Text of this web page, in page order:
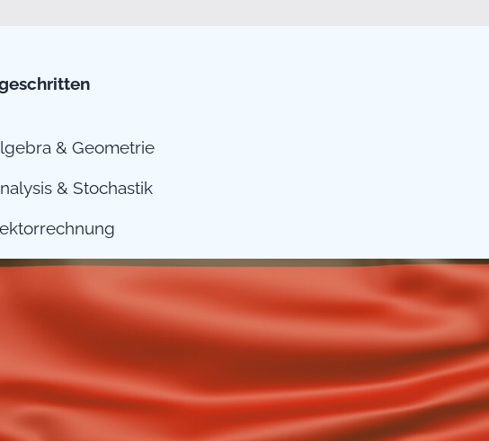
& Geometrie
& Stochastik